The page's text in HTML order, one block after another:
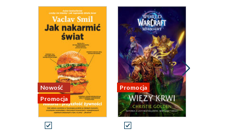
Nowość
Promocja
Promocja